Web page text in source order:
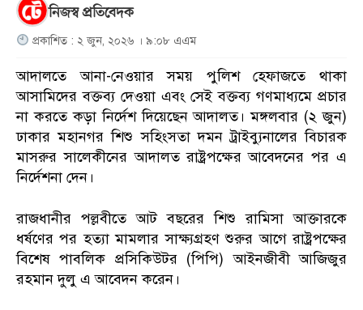
নিজস্ব প্রতিবেদক
প্রকাশিত : ২ জুন, ২০২৬ । ৯:০৮ এএম
আদালতে আনা-নেওয়ার সময় পুলিশ হেফাজতে থাকা
আসামিদের বক্তব্য দেওয়া এবং সেই বক্তব্য গণমাধ্যমে প্রচার
না করতে কড়া নির্দেশ দিয়েছেন আদালত। মঙ্গলবার (২ জুন)
ঢাকার মহানগর শিশু সহিংসতা দমন ট্রাইব্যুনালের বিচারক
মাসরুর সালেকীনের আদালত রাষ্ট্রপক্ষের আবেদনের পর এ
নির্দেশনা দেন।
রাজধানীর পল্লবীতে আট বছরের শিশু রামিসা আক্তারকে
ধর্ষণের পর হত্যা মামলার সাক্ষ্যগ্রহণ শুরুর আগে রাষ্ট্রপক্ষের
বিশেষ পাবলিক প্রসিকিউটর (পিপি) আইনজীবী আজিজুর
রহমান দুলু এ আবেদন করেন।